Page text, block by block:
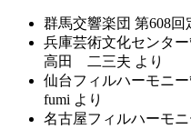
群馬交響楽団 第608回
兵庫芸術文化センタ
高田 二三夫 より
仙台フィルハーモニ
fumi より
名古屋フィルハーモ